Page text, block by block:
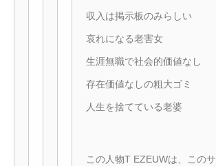
収入は掲示板のみらしい
哀れになる老害女
生涯無職で社会的価値なし
存在価値なしの粗大ゴミ
人生を捨てている老婆
この人物T EZEUWは、このサ